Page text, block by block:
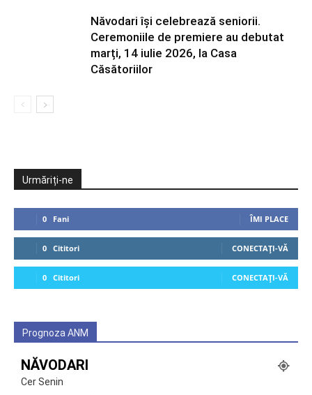
Năvodari își celebrează seniorii.
Ceremoniile de premiere au debutat
marți, 14 iulie 2026, la Casa
Căsătoriilor
Urmăriți-ne
0 Fani ÎMI PLACE
0 Cititori CONECTAȚI-VĂ
0 Cititori CONECTAȚI-VĂ
Prognoza ANM
NĂVODARI
Cer Senin